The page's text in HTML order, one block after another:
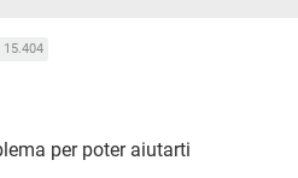
15.404
per poter aiutarti